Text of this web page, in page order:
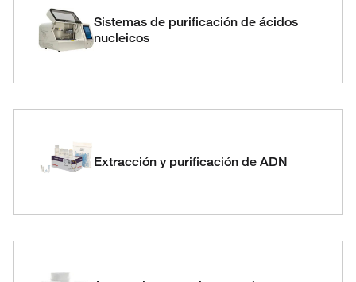
Sistemas de purificación de ácidos
nucleicos
Extracción y purificación de ADN